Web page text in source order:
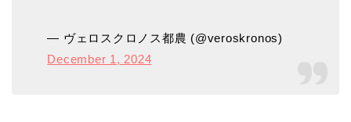
— ヴェロスクロノス都農 (@veroskronos)
December 1, 2024